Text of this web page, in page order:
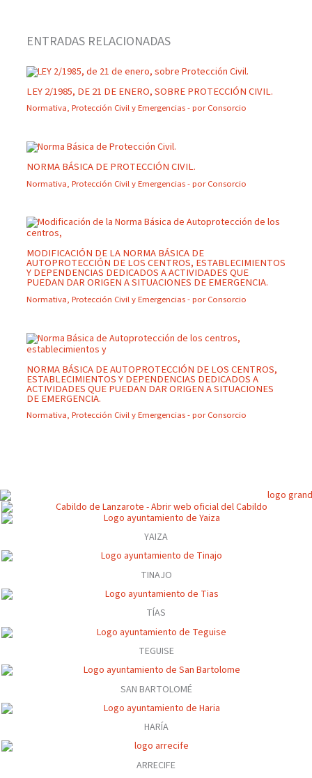
ENTRADAS RELACIONADAS
LEY 2/1985, DE 21 DE ENERO, SOBRE PROTECCIÓN CIVIL.
Normativa, Protección Civil y Emergencias- por Consorcio
NORMA BÁSICA DE PROTECCIÓN CIVIL.
Normativa, Protección Civil y Emergencias- por Consorcio
MODIFICACIÓN DE LA NORMA BÁSICA DE
AUTOPROTECCIÓN DE LOS CENTROS, ESTABLECIMIENTOS
Y DEPENDENCIAS DEDICADOS A ACTIVIDADES QUE
PUEDAN DAR ORIGEN A SITUACIONES DE EMERGENCIA.
Normativa, Protección Civil y Emergencias- por Consorcio
NORMA BÁSICA DE AUTOPROTECCIÓN DE LOS CENTROS,
ESTABLECIMIENTOS Y DEPENDENCIAS DEDICADOS A
ACTIVIDADES QUE PUEDAN DAR ORIGEN A SITUACIONES
DE EMERGENCIA.
Normativa, Protección Civil y Emergencias- por Consorcio
YAIZA
TINAJO
TÍAS
TEGUISE
SAN BARTOLOMÉ
HARÍA
ARRECIFE